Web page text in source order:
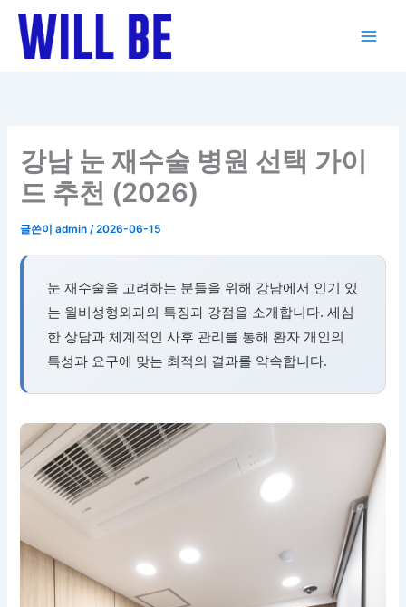
로
강남 눈 재수술 병원 선택 가이
드 추천 (2026)
글쓴이admin/2026-06-15
눈 재수술을 고려하는 분들을 위해 강남에서 인기 있
는 윌비성형외과의 특징과 강점을 소개합니다. 세심
한 상담과 체계적인 사후 관리를 통해 환자 개인의
특성과 요구에 맞는 최적의 결과를 약속합니다.